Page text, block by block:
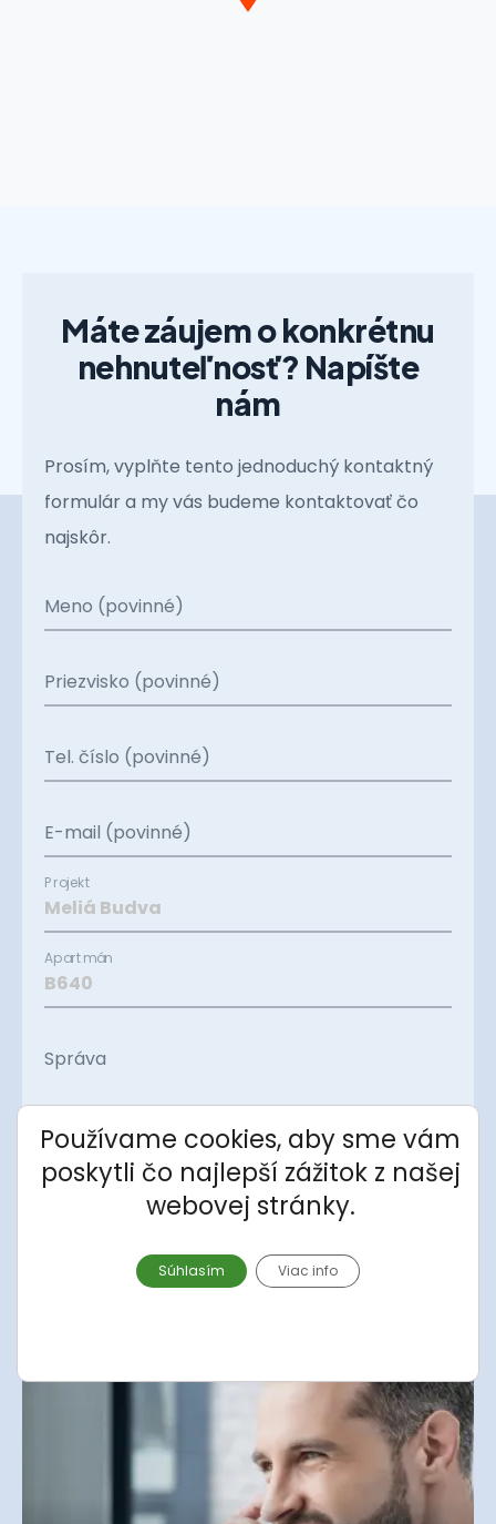
Máte záujem o konkrétnu
nehnuteľnosť? Napíšte
nám
Prosím, vyplňte tento jednoduchý kontaktný
formulár a my vás budeme kontaktovať čo
najskôr.
Meno (povinné)
Priezvisko (povinné)
Tel. číslo (povinné)
E-mail (povinné)
Projekt
Apartmán
Správa
Súhlasím so spracovanímosobných údajov.
Odoslať správu
Používame cookies, aby sme vám
poskytli čo najlepší zážitok z našej
webovej stránky.
Súhlasím Viac info